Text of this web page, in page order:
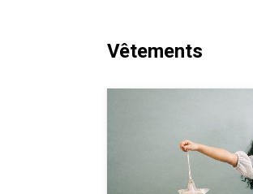
Vêtements